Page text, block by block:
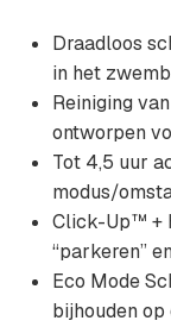
Draadloos
in het
Reiniging
ontworpen
Tot 4,5 uur
modus/
Click-Up™ +
“parkeren”
Eco Mode
bijhouden